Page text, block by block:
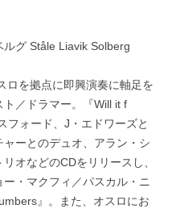
グ Ståle Liavik Solberg
ロを拠点に即興演奏に軸足を
／ドラマー。『Will it f
フォード、J・エドワーズと
ーとのデュオ、アラン・シ
オなどのCDをリリースし、
・マクフィ／パスカル・ニ
』。また、オスロにお